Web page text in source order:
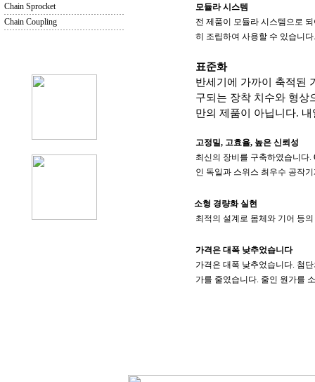
Chain Sprocket
Chain Coupling
모듈라 시스템
전 제품이 모듈라 시스템으로
히 조립하여 사용할 수 있습니다.
표준화
반세기에 가까이 축적된
구되는 장착 치수와 형상
만의 제품이 아닙니다.
고정밀, 고효율, 높은 신뢰성
최신의 장비를 구축하였습니다
인 독일과 스위스 최우수 공작
소형 경량화 실현
최적의 설계로 몸체와 기어 등
가격은 대폭 낮추었습니다
가격은 대폭 낮추었습니다. 첨
가를 줄였습니다. 줄인 원가를